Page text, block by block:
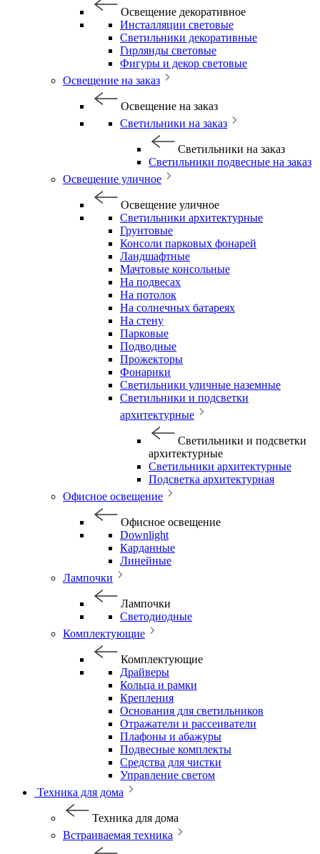
Освещение декоративное
Инсталляции световые
Светильники декоративные
Гирлянды световые
Фигуры и декор световые
Освещение на заказ
Освещение на заказ
Светильники на заказ
Светильники на заказ
Светильники подвесные на заказ
Освещение уличное
Освещение уличное
Светильники архитектурные
Грунтовые
Консоли парковых фонарей
Ландшафтные
Мачтовые консольные
На подвесах
На потолок
На солнечных батареях
На стену
Парковые
Подводные
Прожекторы
Фонарики
Светильники уличные наземные
Светильники и подсветки
архитектурные
Светильники и подсветки
архитектурные
Светильники архитектурные
Подсветка архитектурная
Офисное освещение
Офисное освещение
Downlight
Карданные
Линейные
Лампочки
Лампочки
Светодиодные
Комплектующие
Комплектующие
Драйверы
Кольца и рамки
Крепления
Основания для светильников
Отражатели и рассеиватели
Плафоны и абажуры
Подвесные комплекты
Средства для чистки
Управление светом
Техника для дома
Техника для дома
Встраиваемая техника